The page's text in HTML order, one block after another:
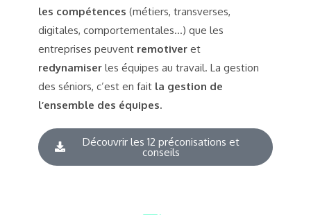
les compétences (métiers, transverses,
digitales, comportementales…) que les
entreprises peuvent remotiver et
redynamiser les équipes au travail. La gestion
des séniors, c’est en fait la gestion de
l’ensemble des équipes.
Découvrir les 12 préconisations et
conseils